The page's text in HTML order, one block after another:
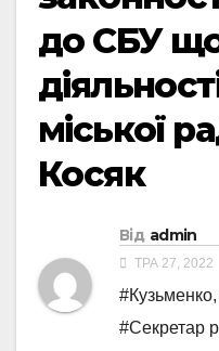
до СБУ
міської
Косяк
Від admin
ТРА 27, 2022
#Кузьменко,
#Секретар